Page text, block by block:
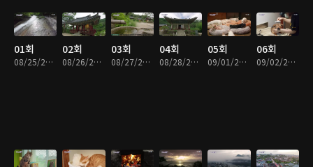
01회
08/25/2020 • 8분
02회
08/26/2020 • 8분
03회
08/27/2020 • 8분
04회
08/28/2020 • 8분
05회
09/01/2020 • 8분
06회
09/02/2020 • 8분